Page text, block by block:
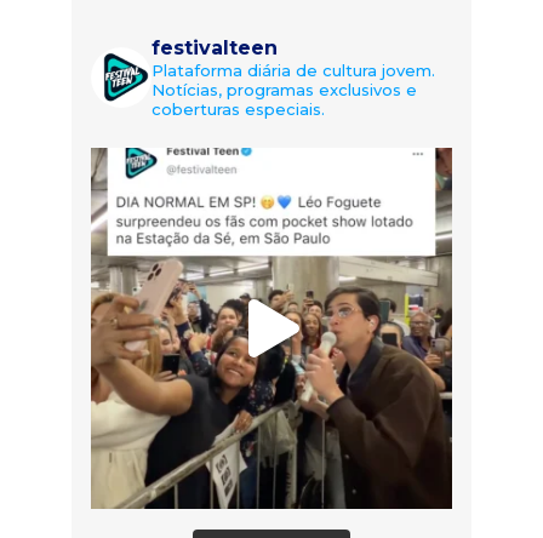
festivalteen
Plataforma diária de cultura jovem.
Notícias, programas exclusivos e
coberturas especiais.